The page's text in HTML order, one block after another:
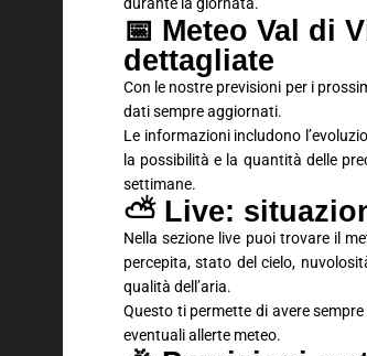
📅 Meteo Val di
dettagliate
Con le nostre previsioni per i
dati sempre aggiornati.
Le informazioni includono
la possibilità e la quantità delle
settimane.
⛅ Live:
Nella sezione live puoi trovare il
percepita, stato del cielo,
qualità dell’aria.
Questo ti permette di avere
eventuali allerte meteo.